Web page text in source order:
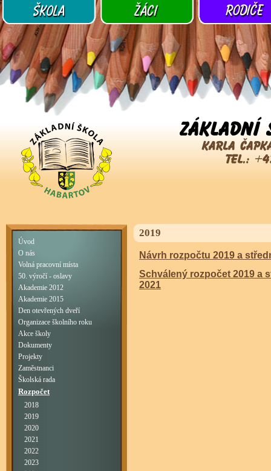
Úvod
O nás
Volná pracovní místa
50. výročí - oslavy
Akademie 2012
Akademie 2015
Den otevřených dveří
Organizace školního roku
Akce školy
Dokumenty
Projekty
Zaměstnanci
Školská rada
Rozpočet
2018
2019
2020
2021
2022
2023
2019
Návrh rozpočtu 2019 a
Schválený rozpočet 2019 a
2021